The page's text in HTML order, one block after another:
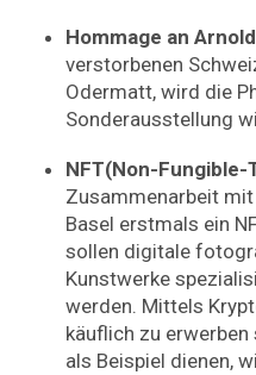
Hommage an
verstorbenen
Odermatt, wird die
Sonderausstellung
NFT(Non-
Zusammenarbeit
Basel erstmals ein
sollen digitale
Kunstwerke
werden. Mittels
käuflich zu erwerben
als Beispiel dienen,